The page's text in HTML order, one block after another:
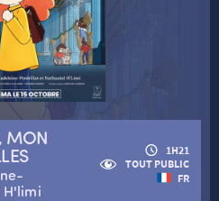
MON
1H21
TOUT PUBLIC
FR